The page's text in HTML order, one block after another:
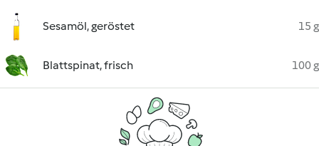
Sesamöl, geröstet 15 g
Blattspinat, frisch 100 g